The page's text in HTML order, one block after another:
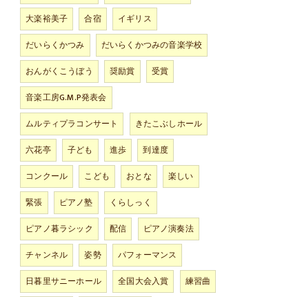
大楽裕美子
合宿
イギリス
だいらくかつみ
だいらくかつみの音楽学校
おんがくこうぼう
奨励賞
受賞
音楽工房G.M.P発表会
ムルティプラコンサート
きたこぶしホール
六花亭
子ども 進歩
到達度
コンクール
こども おとな
楽しい
緊張
ピアノ塾
くらしっく
ピアノ暮ラシック
配信
ピアノ演奏法
チャンネル
姿勢
パフォーマンス
日暮里サニーホール
全国大会入賞
練習曲